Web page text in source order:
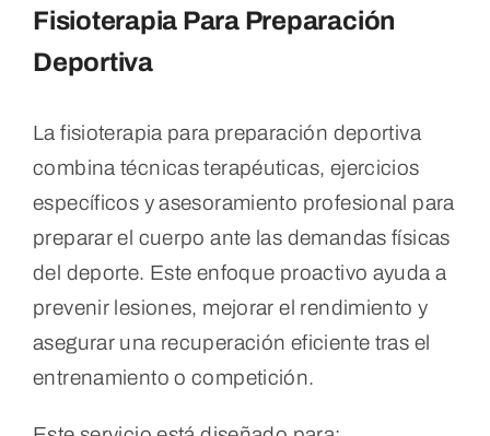
Fisioterapia Para Preparación
Deportiva
La fisioterapia para preparación deportiva
combina técnicas terapéuticas, ejercicios
específicos y asesoramiento profesional para
preparar el cuerpo ante las demandas físicas
del deporte. Este enfoque proactivo ayuda a
prevenir lesiones, mejorar el rendimiento y
asegurar una recuperación eficiente tras el
entrenamiento o competición.